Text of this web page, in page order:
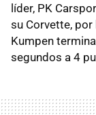
líder, PK
su Corvette,
Kumpen
segundos a 4